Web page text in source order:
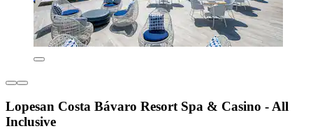
Lopesan Costa Bávaro Resort Spa & Casino - All
Inclusive